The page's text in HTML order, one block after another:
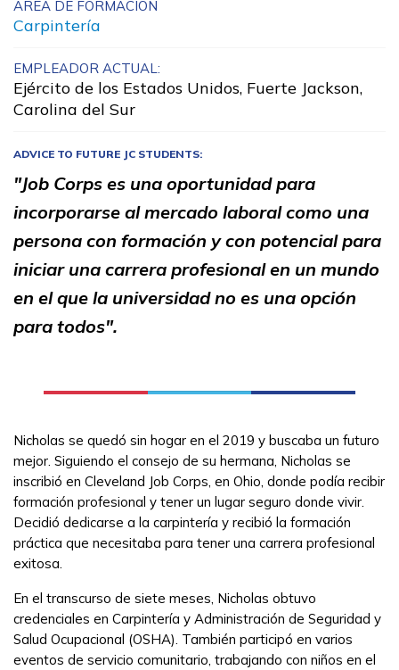
Administración de oficina
Artes culinarias
Asistente médico
Ver más ...
Aprender más
Estudiantes
Padres/Influenciadores
English
CONECTARSE
COMIENZA YA
ÁREA DE FORMACIÓN
Carpintería
EMPLEADOR ACTUAL:
Ejército de los Estados Unidos, Fuerte Jackson,
Carolina del Sur
ADVICE TO FUTURE JC STUDENTS:
"Job Corps es una oportunidad para
incorporarse al mercado laboral como una
persona con formación y con potencial para
iniciar una carrera profesional en un mundo
en el que la universidad no es una opción
para todos".
Nicholas se quedó sin hogar en el 2019 y buscaba un futuro
mejor. Siguiendo el consejo de su hermana, Nicholas se
inscribió en Cleveland Job Corps, en Ohio, donde podía recibir
formación profesional y tener un lugar seguro donde vivir.
Decidió dedicarse a la carpintería y recibió la formación
práctica que necesitaba para tener una carrera profesional
exitosa.
En el transcurso de siete meses, Nicholas obtuvo
credenciales en Carpintería y Administración de Seguridad y
Salud Ocupacional (OSHA). También participó en varios
eventos de servicio comunitario, trabajando con niños en el